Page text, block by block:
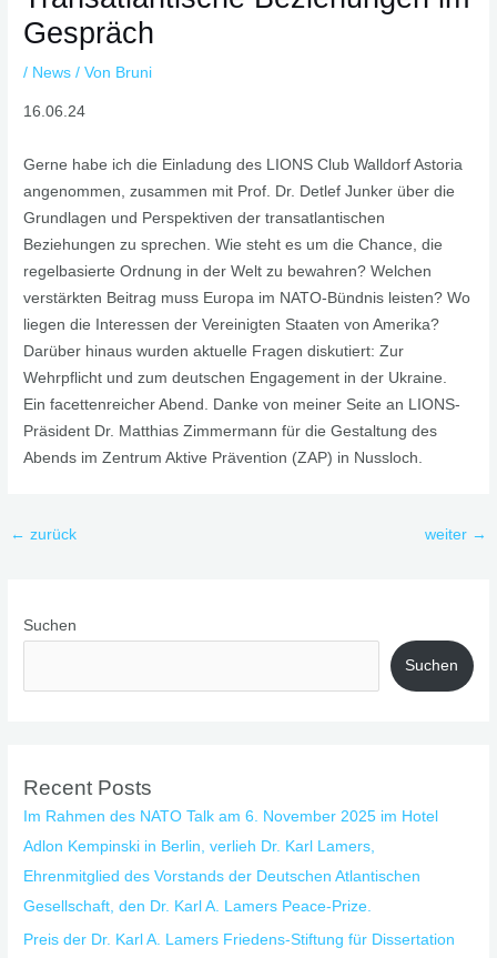
Gespräch
/ News / Von Bruni
16.06.24
Gerne habe ich die Einladung des LIONS Club Walldorf Astoria
angenommen, zusammen mit Prof. Dr. Detlef Junker über die
Grundlagen und Perspektiven der transatlantischen
Beziehungen zu sprechen. Wie steht es um die Chance, die
regelbasierte Ordnung in der Welt zu bewahren? Welchen
verstärkten Beitrag muss Europa im NATO-Bündnis leisten? Wo
liegen die Interessen der Vereinigten Staaten von Amerika?
Darüber hinaus wurden aktuelle Fragen diskutiert: Zur
Wehrpflicht und zum deutschen Engagement in der Ukraine.
Ein facettenreicher Abend. Danke von meiner Seite an LIONS-
Präsident Dr. Matthias Zimmermann für die Gestaltung des
Abends im Zentrum Aktive Prävention (ZAP) in Nussloch.
← zurück weiter →
Suchen
Suchen
Recent Posts
Im Rahmen des NATO Talk am 6. November 2025 im Hotel
Adlon Kempinski in Berlin, verlieh Dr. Karl Lamers,
Ehrenmitglied des Vorstands der Deutschen Atlantischen
Gesellschaft, den Dr. Karl A. Lamers Peace-Prize.
Preis der Dr. Karl A. Lamers Friedens-Stiftung für Dissertation